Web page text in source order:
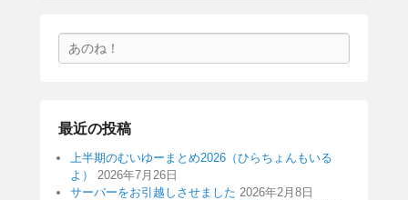
索
最近の投稿
上半期のむいゆーまとめ2026（ひらちょんもいる
よ）
2026年7月26日
サーバーをお引越しさせました 2026年2月8日